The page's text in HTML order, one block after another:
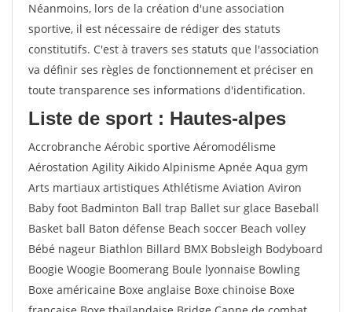
Néanmoins, lors de la création d'une association
sportive, il est nécessaire de rédiger des statuts
constitutifs. C'est à travers ses statuts que l'association
va définir ses règles de fonctionnement et préciser en
toute transparence ses informations d'identification.
Liste de sport : Hautes-alpes
Accrobranche Aérobic sportive Aéromodélisme
Aérostation Agility Aikido Alpinisme Apnée Aqua gym
Arts martiaux artistiques Athlétisme Aviation Aviron
Baby foot Badminton Ball trap Ballet sur glace Baseball
Basket ball Baton défense Beach soccer Beach volley
Bébé nageur Biathlon Billard BMX Bobsleigh Bodyboard
Boogie Woogie Boomerang Boule lyonnaise Bowling
Boxe américaine Boxe anglaise Boxe chinoise Boxe